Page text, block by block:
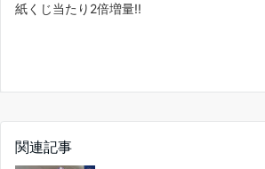
紙くじ当たり2倍増量!!
関連記事